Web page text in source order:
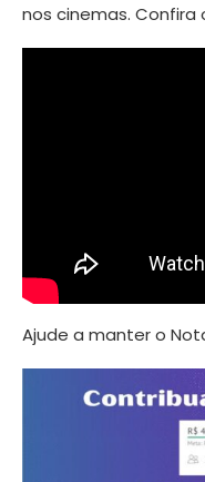
nos cinemas. Confira
Ajude a manter o